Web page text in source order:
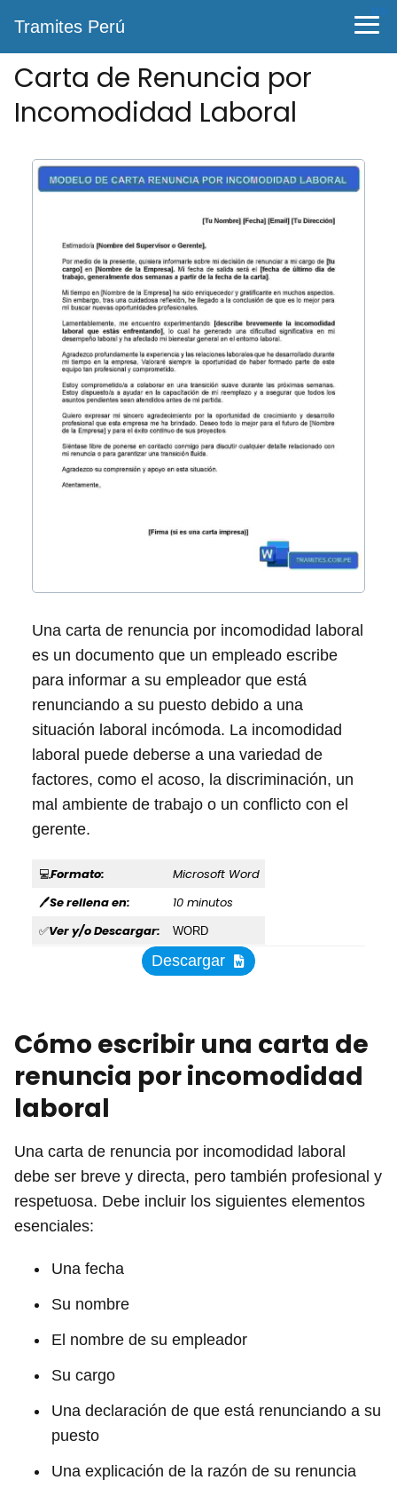
0%
Tramites Perú
Carta de Renuncia por
Incomodidad Laboral
Una carta de renuncia por incomodidad laboral
es un documento que un empleado escribe
para informar a su empleador que está
renunciando a su puesto debido a una
situación laboral incómoda. La incomodidad
laboral puede deberse a una variedad de
factores, como el acoso, la discriminación, un
mal ambiente de trabajo o un conflicto con el
gerente.
💻Formato: Microsoft Word
🖊Se rellena en: 10 minutos
✅Ver y/o Descargar: WORD
Descargar
Cómo escribir una carta de
renuncia por incomodidad
laboral
Una carta de renuncia por incomodidad laboral
debe ser breve y directa, pero también profesional y
respetuosa. Debe incluir los siguientes elementos
esenciales:
Una fecha
Su nombre
El nombre de su empleador
Su cargo
Una declaración de que está renunciando a su
puesto
Una explicación de la razón de su renuncia